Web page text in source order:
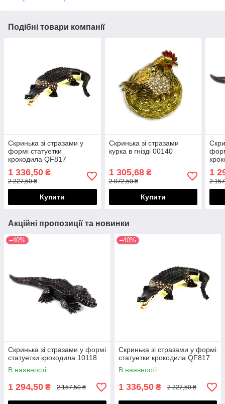
Подібні товари компанії
Скринька зі стразами у
формі статуетки
крокодила QF817
1 336,50 ₴
2 227,50 ₴
Купити
Скринька зі стразами
курка в гнізді 00140
1 305,68₴
2 072,50 ₴
Купити
1
2
Акційні пропозиції та новинки
–40%
Скринька зі стразами у формі
статуетки крокодила 10118
В наявності
1 294,50 ₴ 2 157,50 ₴
–40%
Скринька зі стразами у формі
статуетки крокодила QF817
В наявності
1 336,50 ₴ 2 227,50 ₴